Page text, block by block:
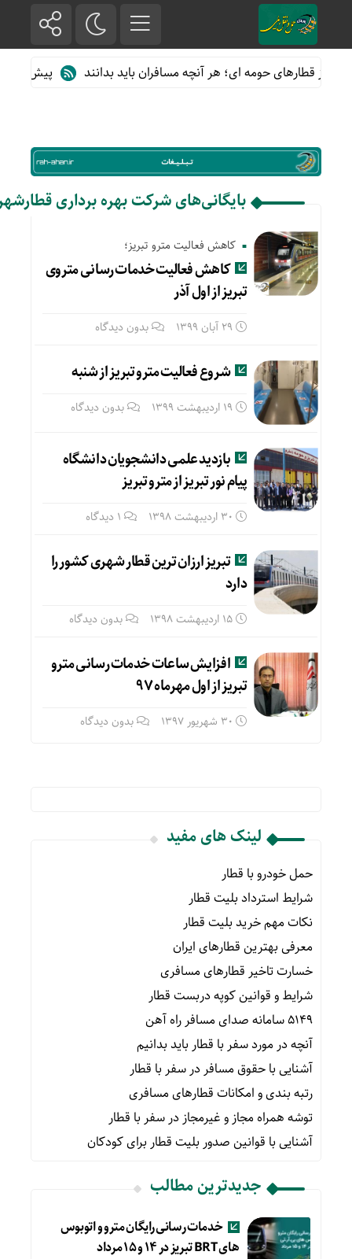
از قطارهای حومه ای؛ هر آنچه مسافران باید بدانند پیش فروش
بایگانی‌های شرکت بهره برداری
کاهش فعالیت مترو تبریز؛
کاهش فعالیت خدمات رسانی متروی
تبریز از اول آذر
29 آبان 1399 بدون دیدگاه
شروع فعالیت مترو تبریز از شنبه
19 اردیبهشت 1399 بدون دیدگاه
بازدید علمی دانشجویان دانشگاه
پیام نور تبریز از مترو تبریز
30 اردیبهشت 1398 1 دیدگاه
تبریز ارزان ترین قطار شهری کشور را
دارد
15 اردیبهشت 1398 بدون دیدگاه
افزایش ساعات خدمات رسانی مترو
تبریز از اول مهرماه ۹۷
30 شهریور 1397 بدون دیدگاه
لینک های مفید
حمل خودرو با قطار
شرایط استرداد بلیت قطار
نکات مهم خرید بلیت قطار
معرفی بهترین قطارهای ایران
خسارت تاخیر قطارهای مسافری
شرایط و قوانین کوپه دربست قطار
۵۱۴۹ سامانه صدای مسافر راه آهن
آنچه در مورد سفر با قطار باید بدانیم
آشنایی با حقوق مسافر در سفر با قطار
رتبه بندی و امکانات قطارهای مسافری
توشه همراه مجاز و غیرمجاز در سفر با قطار
آشنایی با قوانین صدور بلیت قطار برای کودکان
جدیدترین مطالب
خدمات رسانی رایگان مترو و اتوبوس
های BRT تبریز در ۱۴ و ۱۵ مرداد